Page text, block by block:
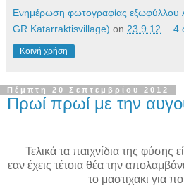
Ενημέρωση φωτογραφίας εξωφύλλου
GR Katarraktisvillage) on 23.9.12 4
Κοινή χρήση
Πέμπτη 20 Σεπτεμβρίου 2012
Πρωί πρωί με την
Τελικά τα παιχνίδια της φύσης
εαν έχεις τέτοια θέα την
το μαστιχακι για